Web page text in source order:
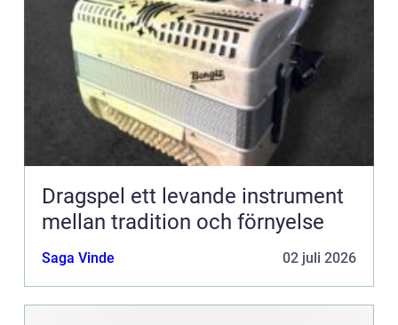
Dragspel ett levande instrument
mellan tradition och förnyelse
Saga Vinde 02 juli 2026